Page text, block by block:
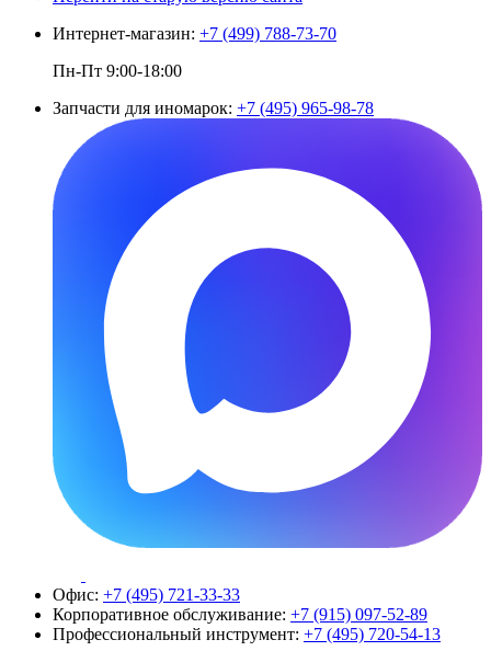
Интернет-магазин: +7 (499) 788-73-70
Пн-Пт 9:00-18:00
Запчасти для иномарок: +7 (495) 965-98-78
Офис: +7 (495) 721-33-33
Корпоративное обслуживание: +7 (915) 097-52-89
Профессиональный инструмент: +7 (495) 720-54-13